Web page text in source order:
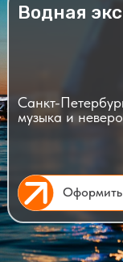
Водная
Санкт-
музыка и